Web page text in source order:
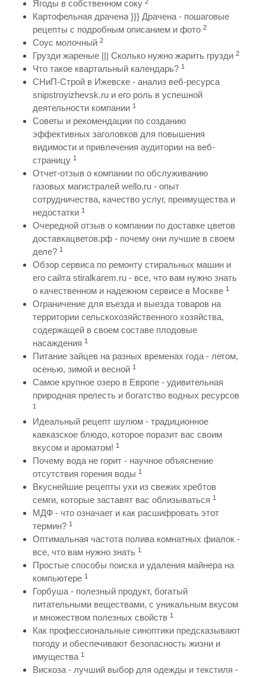
Ягоды в собственном соку
Картофельная драчена }}} Драчена - пошаговые
рецепты с подробным описанием и фото 2
Соус молочный 2
Грузди жареные ||| Сколько нужно жарить грузди 2
Что такое квартальный календарь? 1
СНиП-Строй в Ижевске - анализ веб-ресурса
snipstroyizhevsk.ru и его роль в успешной
деятельности компании 1
Советы и рекомендации по созданию
эффективных заголовков для повышения
видимости и привлечения аудитории на веб-
страницу 1
Отчет-отзыв о компании по обслуживанию
газовых магистралей wello.ru - опыт
сотрудничества, качество услуг, преимущества и
недостатки 1
Очередной отзыв о компании по доставке цветов
доставкацветов.рф - почему они лучшие в своем
деле? 1
Обзор сервиса по ремонту стиральных машин и
его сайта stiralkarem.ru - все, что вам нужно знать
о качественном и надежном сервисе в Москве 1
Ограничение для въезда и выезда товаров на
территории сельскохозяйственного хозяйства,
содержащей в своем составе плодовые
насаждения 1
Питание зайцев на разных временах года - летом,
осенью, зимой и весной 1
Самое крупное озеро в Европе - удивительная
природная прелесть и богатство водных ресурсов
1
Идеальный рецепт шулюм - традиционное
кавказское блюдо, которое поразит вас своим
вкусом и ароматом! 1
Почему вода не горит - научное объяснение
отсутствия горения воды 1
Вкуснейшие рецепты ухи из свежих хребтов
семги, которые заставят вас облизываться 1
МДФ - что означает и как расшифровать этот
термин? 1
Оптимальная частота полива комнатных фиалок -
все, что вам нужно знать 1
Простые способы поиска и удаления майнера на
компьютере 1
Горбуша - полезный продукт, богатый
питательными веществами, с уникальным вкусом
и множеством полезных свойств 1
Как профессиональные синоптики предсказывают
погоду и обеспечивают безопасность жизни и
имущества 1
Вискоза - лучший выбор для одежды и текстиля -